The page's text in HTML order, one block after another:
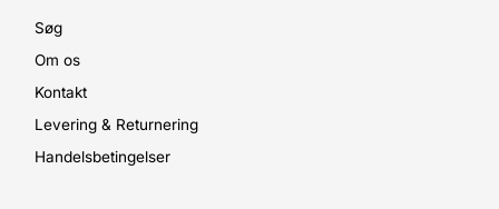
Søg
Om os
Kontakt
Levering & Returnering
Handelsbetingelser